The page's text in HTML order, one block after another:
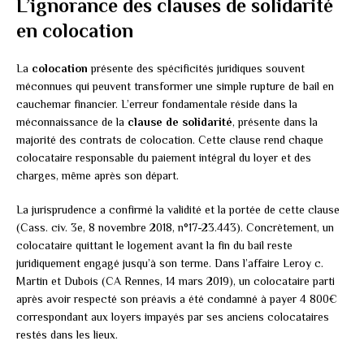
L’ignorance des clauses de solidarité
en colocation
La colocation présente des spécificités juridiques souvent
méconnues qui peuvent transformer une simple rupture de bail en
cauchemar financier. L’erreur fondamentale réside dans la
méconnaissance de la clause de solidarité, présente dans la
majorité des contrats de colocation. Cette clause rend chaque
colocataire responsable du paiement intégral du loyer et des
charges, même après son départ.
La jurisprudence a confirmé la validité et la portée de cette clause
(Cass. civ. 3e, 8 novembre 2018, n°17-23.443). Concrètement, un
colocataire quittant le logement avant la fin du bail reste
juridiquement engagé jusqu’à son terme. Dans l’affaire Leroy c.
Martin et Dubois (CA Rennes, 14 mars 2019), un colocataire parti
après avoir respecté son préavis a été condamné à payer 4 800€
correspondant aux loyers impayés par ses anciens colocataires
restés dans les lieux.